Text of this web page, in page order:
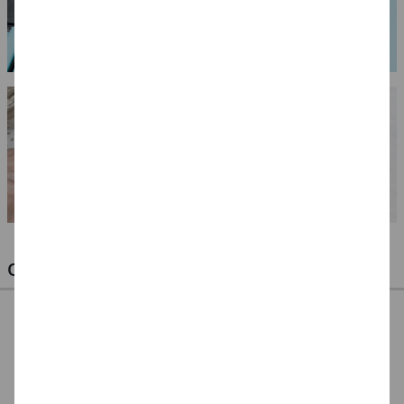
OPTIMALE PINSEL FÜR HOBBY & KUNST